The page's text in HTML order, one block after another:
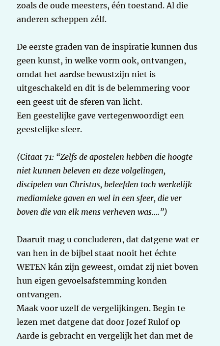
zoals de oude meesters, één toestand. Al die
anderen scheppen zélf.
De eerste graden van de inspiratie kunnen dus
geen kunst, in welke vorm ook, ontvangen,
omdat het aardse bewustzijn niet is
uitgeschakeld en dit is de belemmering voor
een geest uit de sferen van licht.
Een geestelijke gave vertegenwoordigt een
geestelijke sfeer.
(Citaat 71: “Zelfs de apostelen hebben die hoogte
niet kunnen beleven en deze volgelingen,
discipelen van Christus, beleefden toch werkelijk
mediamieke gaven en wel in een sfeer, die ver
boven die van elk mens verheven was….”)
Daaruit mag u concluderen, dat datgene wat er
van hen in de bijbel staat nooit het échte
WETEN kán zijn geweest, omdat zij niet boven
hun eigen gevoelsafstemming konden
ontvangen.
Maak voor uzelf de vergelijkingen. Begin te
lezen met datgene dat door Jozef Rulof op
Aarde is gebracht en vergelijk het dan met de